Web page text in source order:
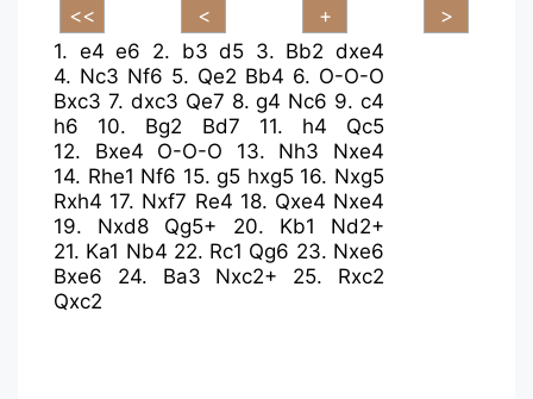
1. e4 e6 2. b3 d5 3. Bb2 dxe4
4. Nc3 Nf6 5. Qe2 Bb4 6. O-O-O
Bxc3 7. dxc3 Qe7 8.g4 Nc6 9. c4
h6
10. Bg2 Bd7 11. h4
Qc5
12. Bxe4 O-O-O 13. Nh3
Nxe4
14. Rhe1 Nf6 15.g5 hxg5 16. Nxg5
Rxh4 17. Nxf7 Re4 18. Qxe4 Nxe4
19. Nxd8 Qg5+ 20. Kb1
Nd2+
21. Ka1 Nb4 22. Rc1 Qg6 23. Nxe6
Bxe6
24. Ba3 Nxc2+ 25. Rxc2
Qxc2